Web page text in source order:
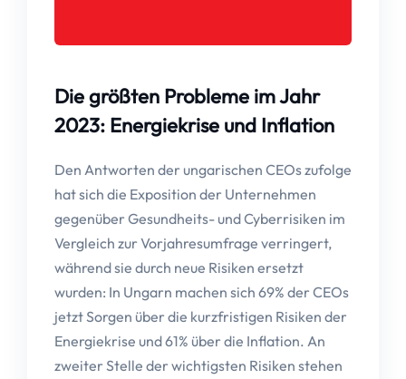
Die größten Probleme im Jahr
2023: Energiekrise und Inflation
Den Antworten der ungarischen CEOs zufolge
hat sich die Exposition der Unternehmen
gegenüber Gesundheits- und Cyberrisiken im
Vergleich zur Vorjahresumfrage verringert,
während sie durch neue Risiken ersetzt
wurden: In Ungarn machen sich 69% der CEOs
jetzt Sorgen über die kurzfristigen Risiken der
Energiekrise und 61% über die Inflation. An
zweiter Stelle der wichtigsten Risiken stehen